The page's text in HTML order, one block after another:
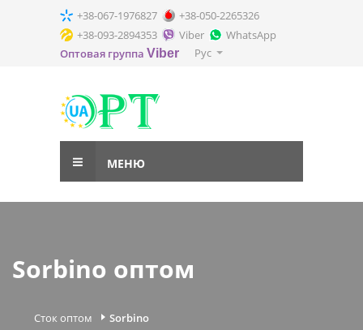
+38-067-1976827
+38-050-2265326
+38-093-2894353
Viber
WhatsApp
Оптовая группа Viber Рус
МЕНЮ
Sorbino оптом
Сток оптом Sorbino